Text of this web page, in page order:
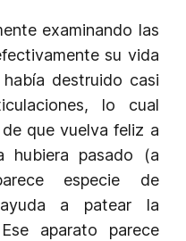
examinando las
su vida
destruido casi
lo cual
que vuelva feliz a
hubiera pasado (a
especie de
a patear la
aparato parece